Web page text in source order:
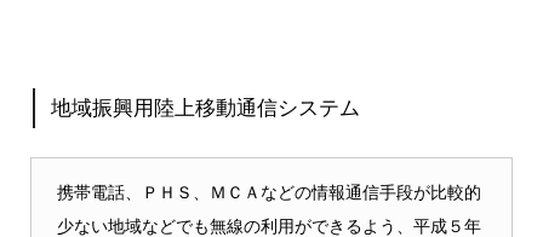
地域振興用陸上移動通信システム
携帯電話、ＰＨＳ、ＭＣＡなどの情報通信手段が比較的
少ない地域などでも無線の利用ができるよう、平成５年